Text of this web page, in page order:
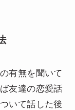
有無を聞いて
友達の恋愛話
いて話した後